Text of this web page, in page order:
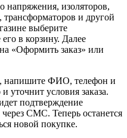
напряжения, изоляторов,
и другой
выберите
в корзину. Далее
«Оформить заказ» или
напишите ФИО, телефон и
уточнит условия заказа.
подтверждение
СМС. Теперь останется
новой покупке.